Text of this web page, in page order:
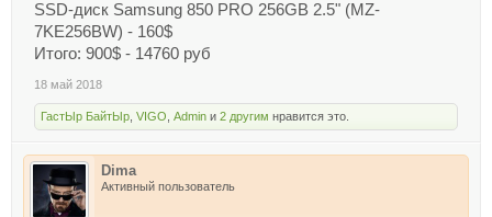
SSD-диск Samsung 850 PRO 256GB 2.5" (MZ-
7KE256BW) - 160$
Итого: 900$ - 14760 руб
18 май 2018
ГастЫр БайтЫр VIGO Admin и 2 другим нравится это.
Dima
Активный пользователь